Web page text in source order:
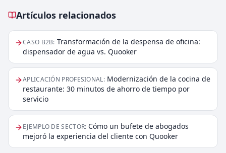
Artículos relacionados
Artículos relacionados
CASO B2B: Transformación de la despensa de oficina:
dispensador de agua vs. Quooker
APLICACIÓN PROFESIONAL: Modernización de la cocina de
restaurante: 30 minutos de ahorro de tiempo por
servicio
EJEMPLO DE SECTOR: Cómo un bufete de abogados
mejoró la experiencia del cliente con Quooker